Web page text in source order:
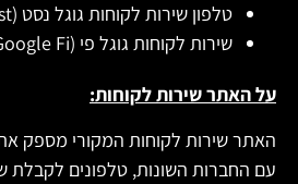
טלפון שירות לקוחות גוגל נסט (Google Nest)
שירות לקוחות גוגל פי (Google Fi)
על האתר שירות לקוחות:
האתר שירות לקוחות המקורי מספק
עם החברות השונות, טלפונים לקבלת